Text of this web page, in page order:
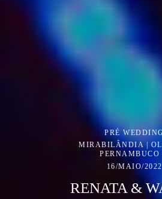
PRÉ
MIRABILÂNDIA |
PERNAMBUCO
16/MAIO/2022
RENATA &